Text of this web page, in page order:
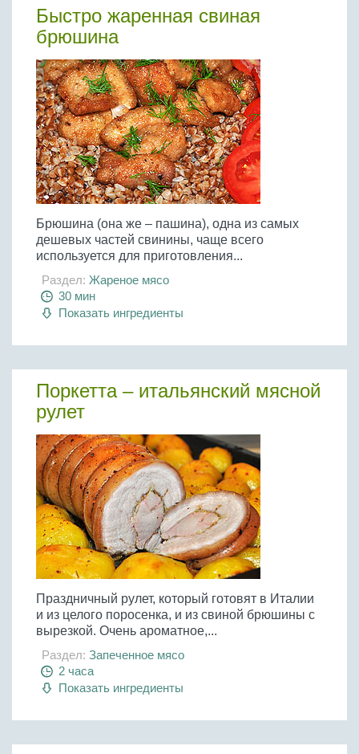
Быстро жаренная свиная
брюшина
Брюшина (она же – пашина), одна из самых
дешевых частей свинины, чаще всего
используется для приготовления...
Раздел: Жареное мясо
30 мин
Показать ингредиенты
Поркетта – итальянский мясной
рулет
Праздничный рулет, который готовят в Италии
и из целого поросенка, и из свиной брюшины с
вырезкой. Очень ароматное,...
Раздел: Запеченное мясо
2 часа
Показать ингредиенты